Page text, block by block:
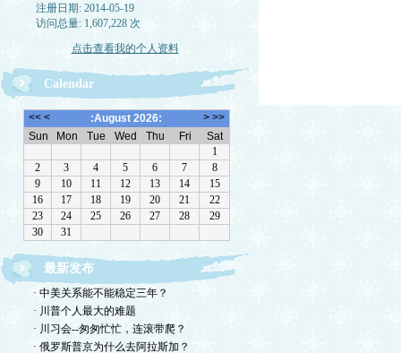
注册日期: 2014-05-19
访问总量: 1,607,228 次
点击查看我的个人资料
Calendar
最新发布
· 中美关系能不能稳定三年？
· 川普个人最大的难题
· 川习会--匆匆忙忙，连滚带爬？
· 俄罗斯普京为什么去阿拉斯加？